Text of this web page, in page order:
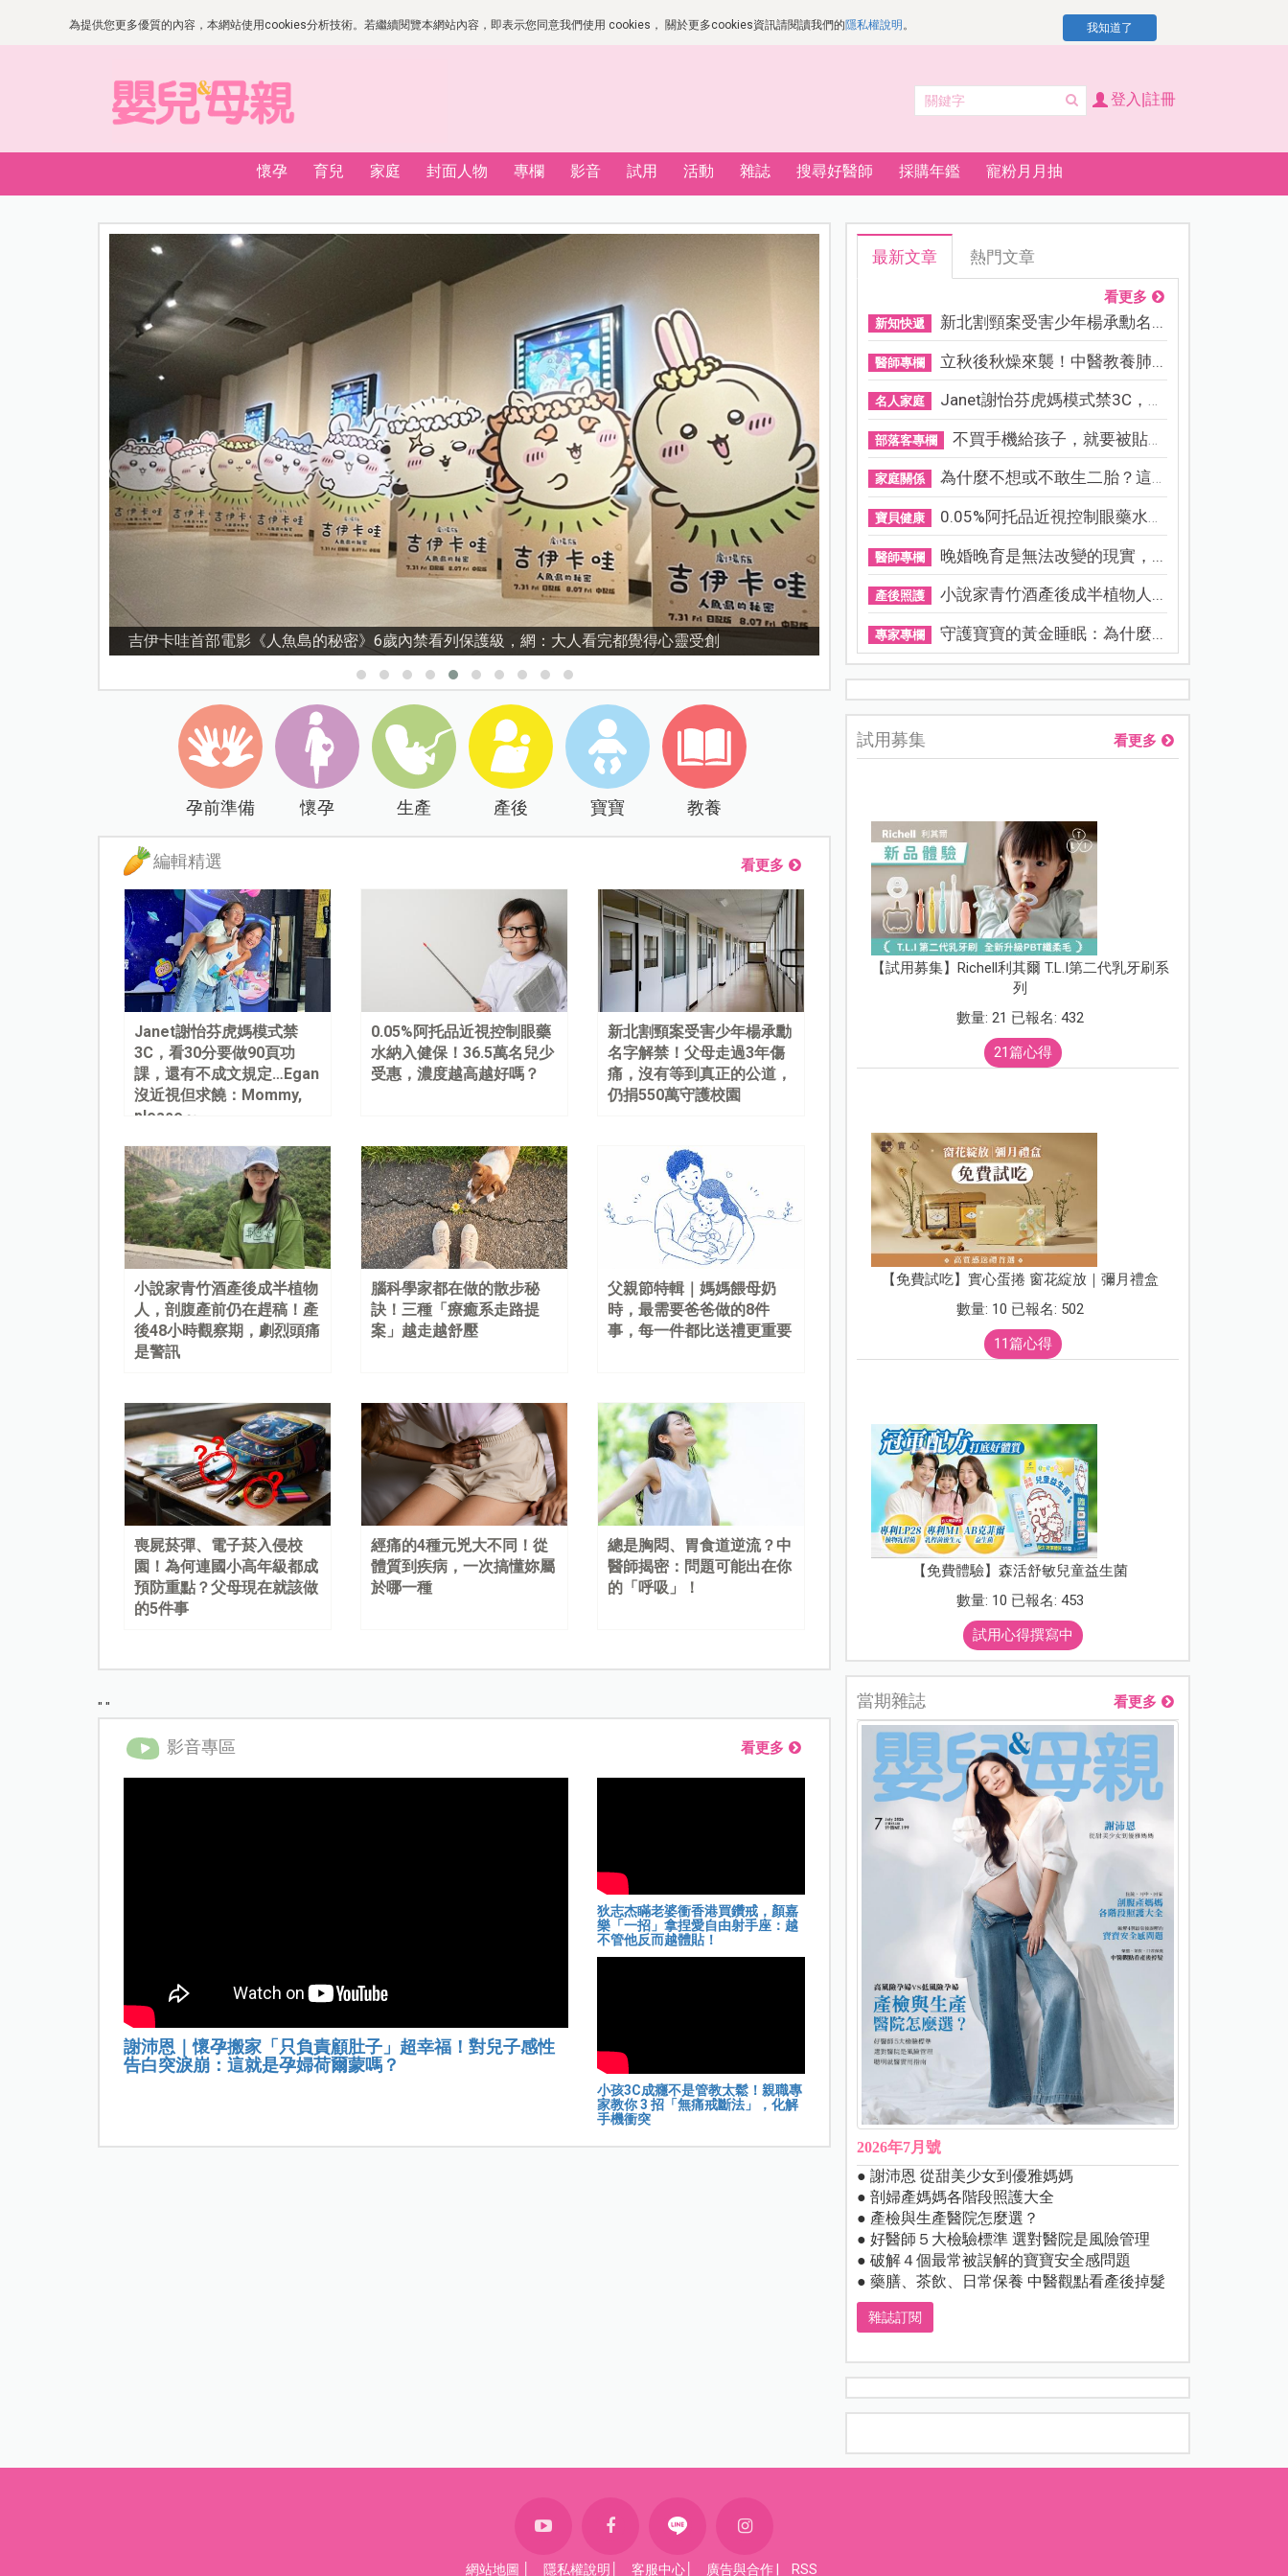
為提供您更多優質的內容，本網站使用cookies分析技術。若繼續閱覽本網站內容，即表示您同意我們使用 cookies， 關於更多cookies資訊請閱讀我們的隱私權說明 。 我知道了
登入|註冊
懷孕 育兒 家庭 封面人物 專欄 影音 試用 活動 雜誌 搜尋好醫師 採購年鑑 寵粉月月抽
資優教育15問！師鐸獎名師陳宥妤：資優教育的核心，不是成績而是讀懂孩子的心理準備度 熊本強震讓台灣人也揪心！無印良品店員發枕頭護頭、陪伴撤離
孕前準備 懷孕 生產 產後 寶寶 教養
編輯精選 看更多
Janet謝怡芬虎媽模式禁
3C，看30分要做90頁功
課，還有不成文規定…Egan
沒近視但求饒：Mommy,
please～
0.05%阿托品近視控制眼藥
水納入健保！36.5萬名兒少
受惠，濃度越高越好嗎？
新北割頸案受害少年楊承勳
名字解禁！父母走過3年傷
痛，沒有等到真正的公道，
仍捐550萬守護校園
小說家青竹酒產後成半植物
人，剖腹產前仍在趕稿！產
後48小時觀察期，劇烈頭痛
是警訊
腦科學家都在做的散步秘
訣！三種「療癒系走路提
案」越走越舒壓
父親節特輯｜媽媽餵母奶
時，最需要爸爸做的8件
事，每一件都比送禮更重要
喪屍菸彈、電子菸入侵校
園！為何連國小高年級都成
預防重點？父母現在就該做
的5件事
經痛的4種元兇大不同！從
體質到疾病，一次搞懂妳屬
於哪一種
總是胸悶、胃食道逆流？中
醫師揭密：問題可能出在你
的「呼吸」！
" "
影音專區 看更多
謝沛恩｜懷孕搬家「只負責顧肚子」超幸福！對兒子感性
告白突淚崩：這就是孕婦荷爾蒙嗎？
狄志杰瞞老婆衝香港買鑽戒，顏嘉
樂「一招」拿捏愛自由射手座：越
不管他反而越體貼！
小孩3C成癮不是管教太鬆！親職專
家教你 3 招「無痛戒斷法」，化解
手機衝突
最新文章 熱門文章
看更多
新知快遞 新北割頸案受害少年楊承勳名...
醫師專欄 立秋後秋燥來襲！中醫教養肺...
名人家庭 Janet謝怡芬虎媽模式禁3C，看...
部落客專欄 不買手機給孩子，就要被貼「...
家庭關係 為什麼不想或不敢生二胎？這8...
寶貝健康 0.05%阿托品近視控制眼藥水納...
醫師專欄 晚婚晚育是無法改變的現實，...
產後照護 小說家青竹酒產後成半植物人...
專家專欄 守護寶寶的黃金睡眠：為什麼...
試用募集 看更多
【試用募集】Richell利其爾 T.L.I第二代乳牙刷系
列
數量: 21 已報名: 432
21篇心得
【免費試吃】實心蛋捲 窗花綻放｜彌月禮盒
數量: 10 已報名: 502
11篇心得
【免費體驗】森活舒敏兒童益生菌
數量: 10 已報名: 453
試用心得撰寫中
當期雜誌 看更多
2026年7月號
● 謝沛恩 從甜美少女到優雅媽媽
● 剖婦產媽媽各階段照護大全
● 產檢與生產醫院怎麼選？
● 好醫師５大檢驗標準 選對醫院是風險管理
● 破解４個最常被誤解的寶寶安全感問題
● 藥膳、茶飲、日常保養 中醫觀點看產後掉髮
雜誌訂閱
網站地圖 隱私權說明 客服中心 廣告與合作 RSS